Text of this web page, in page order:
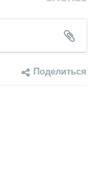
Поделиться